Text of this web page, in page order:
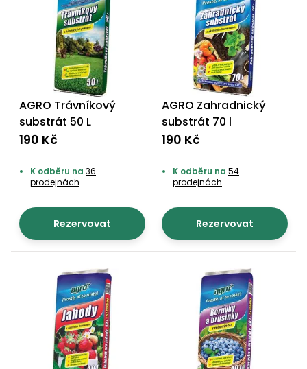
AGRO Trávníkový
substrát 50 L
190 Kč
K odběru na 36
prodejnách
Rezervovat
AGRO Zahradnický
substrát 70 l
190 Kč
K odběru na 54
prodejnách
Rezervovat